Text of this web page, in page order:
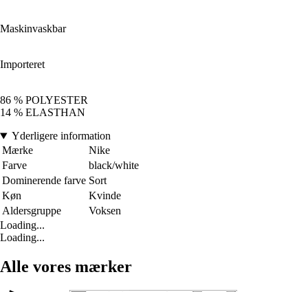
Maskinvaskbar
Importeret
86 % POLYESTER
14 % ELASTHAN
Yderligere information
Mærke
Nike
Farve
black/white
Dominerende farve Sort
Køn
Kvinde
Aldersgruppe
Voksen
Loading...
Loading...
Alle vores mærker